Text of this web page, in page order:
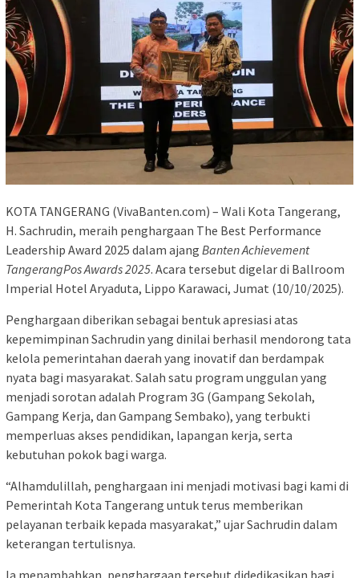
KOTA TANGERANG (VivaBanten.com) – Wali Kota Tangerang,
H. Sachrudin, meraih penghargaan The Best Performance
Leadership Award 2025 dalam ajang Banten Achievement
TangerangPos Awards 2025. Acara tersebut digelar di Ballroom
Imperial Hotel Aryaduta, Lippo Karawaci, Jumat (10/10/2025).
Penghargaan diberikan sebagai bentuk apresiasi atas
kepemimpinan Sachrudin yang dinilai berhasil mendorong tata
kelola pemerintahan daerah yang inovatif dan berdampak
nyata bagi masyarakat. Salah satu program unggulan yang
menjadi sorotan adalah Program 3G (Gampang Sekolah,
Gampang Kerja, dan Gampang Sembako), yang terbukti
memperluas akses pendidikan, lapangan kerja, serta
kebutuhan pokok bagi warga.
“Alhamdulillah, penghargaan ini menjadi motivasi bagi kami di
Pemerintah Kota Tangerang untuk terus memberikan
pelayanan terbaik kepada masyarakat,” ujar Sachrudin dalam
keterangan tertulisnya.
Ia menambahkan, penghargaan tersebut didedikasikan bagi